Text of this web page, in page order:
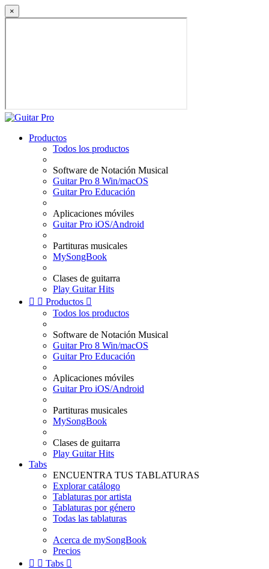
×
Productos
Todos los productos
Software de Notación Musical
Guitar Pro 8 Win/macOS
Guitar Pro Educación
Aplicaciones móviles
Guitar Pro iOS/Android
Partituras musicales
MySongBook
Clases de guitarra
Play Guitar Hits
  Productos 
Todos los productos
Software de Notación Musical
Guitar Pro 8 Win/macOS
Guitar Pro Educación
Aplicaciones móviles
Guitar Pro iOS/Android
Partituras musicales
MySongBook
Clases de guitarra
Play Guitar Hits
Tabs
ENCUENTRA TUS TABLATURAS
Explorar catálogo
Tablaturas por artista
Tablaturas por género
Todas las tablaturas
Acerca de mySongBook
Precios
  Tabs 